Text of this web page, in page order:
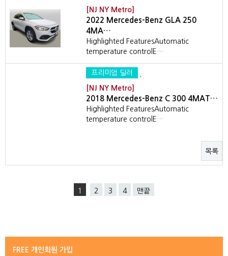
[NJ NY Metro]
2022 Mercedes-Benz GLA 250
4MA…
Highlighted FeaturesAutomatic
temperature controlE…
프리미엄 딜러
[NJ NY Metro]
2018 Mercedes-Benz C 300 4MAT…
Highlighted FeaturesAutomatic
temperature controlE…
목록
1 2 3 4 맨끝
FREE 개인회원 가입